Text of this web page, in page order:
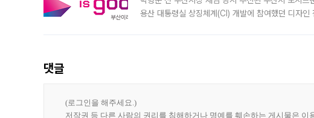
용산 대통령실 상징체계(CI) 개발에 참여했던 디자
댓글